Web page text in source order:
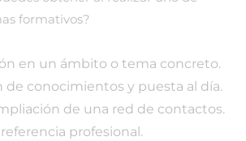
formativos?
en un ámbito o tema concreto.
de conocimientos y puesta al día.
de una red de contactos.
profesional.